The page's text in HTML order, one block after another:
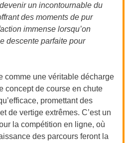
un incontournable du
des moments de pur
immense lorsqu’on
descente parfaite pour
comme une véritable décharge
concept de course en chute
promettant des
de vertige extrêmes. C’est un
la compétition en ligne, où
des parcours feront la